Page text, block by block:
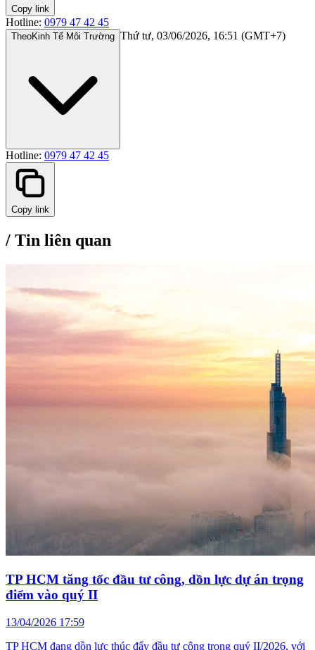
Copy link
Hotline: 0979 47 42 45
TheoKinh Tế Môi Trường Thứ tư, 03/06/2026, 16:51 (GMT+7)
Hotline: 0979 47 42 45
Copy link
/ Tin liên quan
TP HCM tăng tốc đầu tư công, dồn lực dự án trọng
điểm vào quý II
13/04/2026 17:59
TP HCM đang dồn lực thúc đẩy đầu tư công trong quý II/2026, với